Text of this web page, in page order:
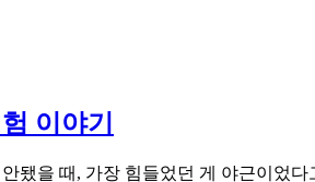
이야기
됐을 때, 가장 힘들었던 게 야근이었